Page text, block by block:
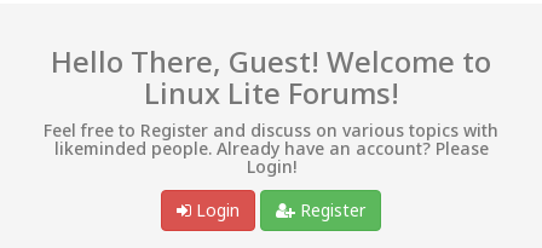
Hello There, Guest! Welcome to
Linux Lite Forums!
Feel free to Register and discuss on various topics with
likeminded people. Already have an account? Please
Login!
Login
Register